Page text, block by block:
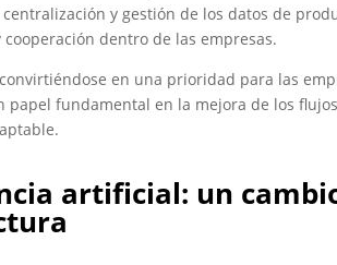
y gestión de los datos de
dentro de las empresas.
en una prioridad para las
papel fundamental en la mejora de los
artificial: un